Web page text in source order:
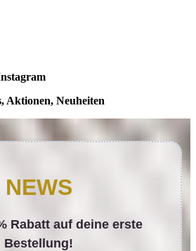
Aktionen, Neuheiten
NEWS
Rabatt auf deine erste
Bestellung!